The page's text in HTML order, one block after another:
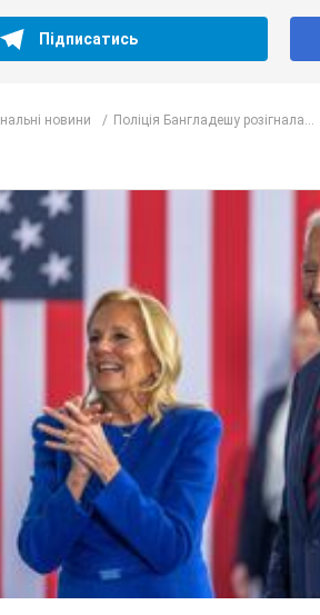
Підписатись
новини Поліція Бангладешу розігнала...